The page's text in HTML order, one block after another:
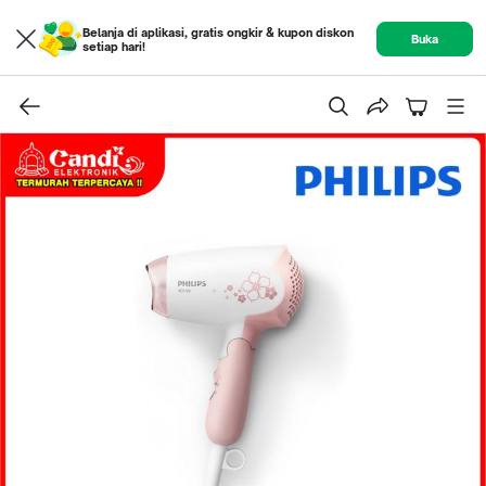
Belanja di aplikasi, gratis ongkir & kupon diskon
setiap hari!
Buka